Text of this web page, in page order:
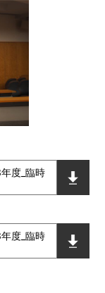
度_臨時
度_臨時